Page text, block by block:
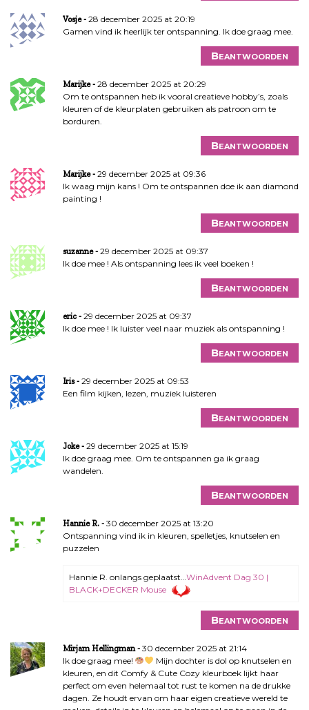
Vosje
28 december 2025 at 20:19
Gamen vind ik heerlijk ter ontspanning. Ik doe graag mee.
Beantwoorden
Marijke
28 december 2025 at 20:29
Om te ontspannen heb ik vooral creatieve hobby’s, zoals
kleuren of de kleurplaten gebruiken als patroon om te
borduren.
Beantwoorden
Marijke
29 december 2025 at 09:36
Ik waag mijn kans ! Om te ontspannen doe ik aan diamond
painting !
Beantwoorden
suzanne
29 december 2025 at 09:37
Ik doe mee ! Als ontspanning lees ik veel boeken !
Beantwoorden
eric
29 december 2025 at 09:37
Ik doe mee ! Ik luister veel naar muziek als ontspanning !
Beantwoorden
Iris
29 december 2025 at 09:53
Een film kijken, lezen, muziek luisteren
Beantwoorden
Joke
29 december 2025 at 15:19
Ik doe graag mee. Om te ontspannen ga ik graag
wandelen.
Beantwoorden
Hannie R.
30 december 2025 at 13:20
Ontspanning vind ik in kleuren, spelletjes, knutselen en
puzzelen
Hannie R. onlangs geplaatst… WinAdvent Dag 30 |
BLACK+DECKER Mouse
Beantwoorden
Mirjam Hellingman
30 december 2025 at 21:14
Ik doe graag mee!
Mijn dochter is dol op knutselen en
kleuren, en dit Comfy & Cute Cozy kleurboek lijkt haar
perfect om even helemaal tot rust te komen na de drukke
dagen. Ze houdt ervan om haar eigen creatieve wereld te